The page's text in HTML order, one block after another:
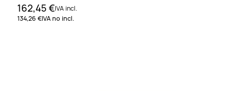
162,45 €IVA incl.
134,26 €IVA no incl.